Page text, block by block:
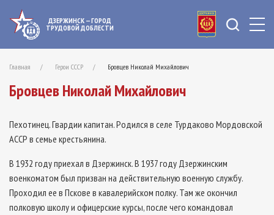
ДЗЕРЖИНСК — ГОРОД
ТРУДОВОЙ ДОБЛЕСТИ
Главная Герои СССР Бровцев Николай Михайлович
Бровцев Николай Михайлович
Пехотинец. Гвардии капитан. Родился в селе Турдаково Мордовской
АССР в семье крестьянина.
В 1932 году приехал в Дзержинск. В 1937 году Дзержинским
военкоматом был призван на действительную военную службу.
Проходил ее в Пскове в кавалерийском полку. Там же окончил
полковую школу и офицерские курсы, после чего командовал